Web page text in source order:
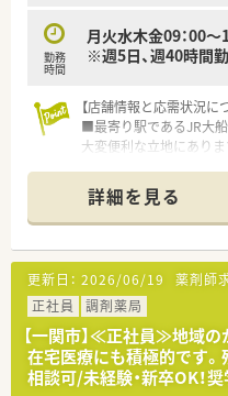
在宅医療にも取り組み
募集です。
勤務
時間
月火水木金09：00～
※週5日、週40時間
【店舗情報と応需状況に
■最寄り駅であるJR大
大変便利な立地にありま
して40～50枚に対応しま
■薬剤師は常勤2名、事
がら業務を進める体制で
【募集背景と求める人物
■管理薬剤師の退職に伴
経験を考慮し高年収での
■地域に根差し、患者様
ける方を歓迎いたします
■会社の方向性や変化に
切にできる方を求めてい
詳細を見る
更新日： 2026/06/19 薬剤師
正社員
調剤薬局
【一関市】≪正社員≫地域
在宅医療にも積極的です
相談可/未経験・新卒OK！